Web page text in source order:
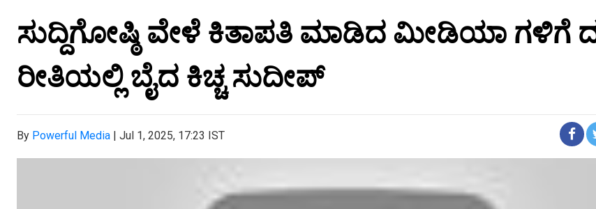
ಸುದ್ದಿಗೋಷ್ಠಿ ವೇಳೆ ಕಿತಾಪತಿ ಮಾಡಿದ ಮೀಡಿಯಾ ಗಳಿಗೆ
ರೀತಿಯಲ್ಲಿ ಬೈದ ಕಿಚ್ಚ ಸುದೀಪ್
By Powerful Media | Jul 1, 2025, 17:23 IST